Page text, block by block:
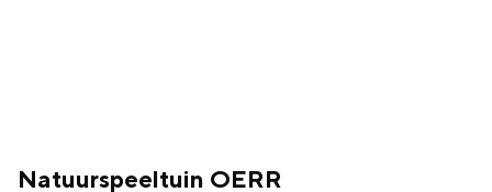
Natuurspeeltuin OERR